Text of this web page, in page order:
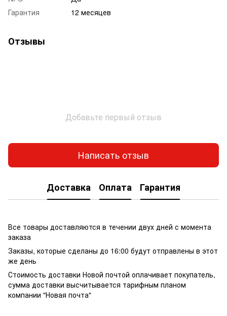
Гарантия
12 месяцев
Отзывы
Добавьте первый отзыв
Написать отзыв
Доставка Оплата Гарантия
Все товары доставляются в течении двух дней с момента
заказа
Заказы, которые сделаны до 16:00 будут отправлены в этот
же день
Стоимость доставки Новой почтой оплачивает покупатель,
сумма доставки высчитывается тарифным планом
компании "Новая почта"